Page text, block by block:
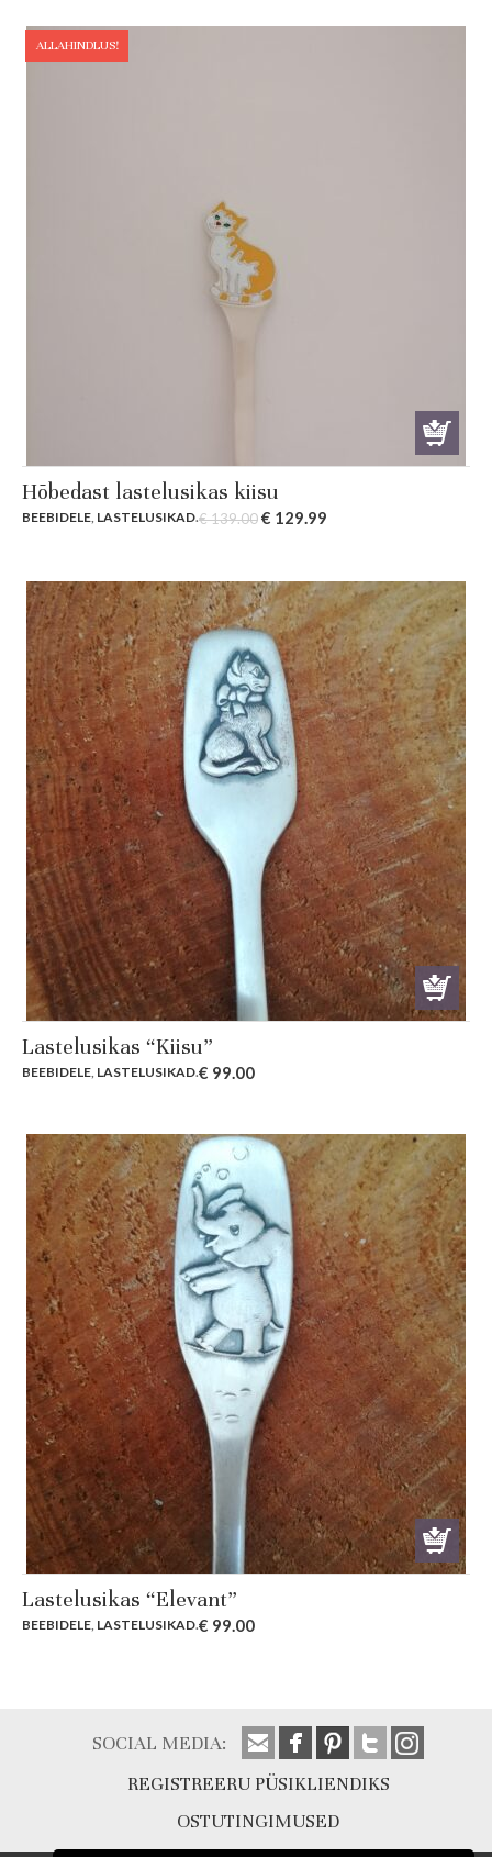
ALLAHINDLUS!
Hõbedast lastelusikas kiisu
BEEBIDELE, LASTELUSIKAD.€139.00Original
€ 139.00.
€ 129.99
€ 129.99.
Lastelusikas “Kiisu”
BEEBIDELE LASTELUSIKAD.€ 99.00
Lastelusikas “Elevant”
BEEBIDELE LASTELUSIKAD.€ 99.00
SOCIAL MEDIA:
REGISTREERU PÜSIKLIENDIKS
OSTUTINGIMUSED